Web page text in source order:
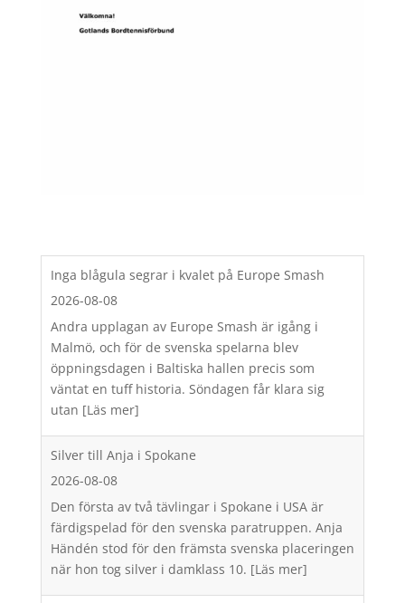
Inga blågula segrar i kvalet på Europe Smash
2026-08-08
Andra upplagan av Europe Smash är igång i
Malmö, och för de svenska spelarna blev
öppningsdagen i Baltiska hallen precis som
väntat en tuff historia. Söndagen får klara sig
utan [Läs mer]
Silver till Anja i Spokane
2026-08-08
Den första av två tävlingar i Spokane i USA är
färdigspelad för den svenska paratruppen. Anja
Händén stod för den främsta svenska placeringen
när hon tog silver i damklass 10. [Läs mer]